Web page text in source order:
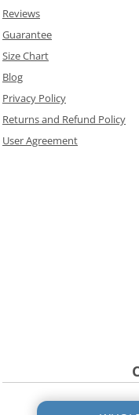
Reviews
Guarantee
Size Chart
Blog
Privacy Policy
Returns and Refund Policy
User Agreement